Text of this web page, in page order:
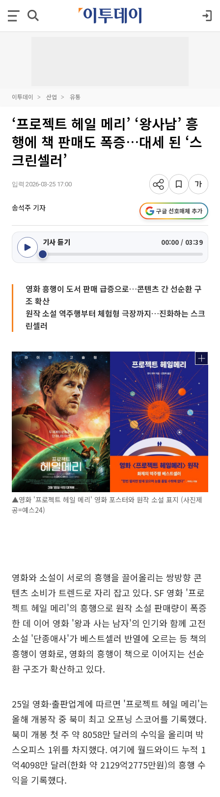
이투데이 산업 유통
‘프로젝트 헤일 메리’ ‘왕사남’ 흥
행에 책 판매도 폭증…대세 된 ‘스
크린셀러’
입력 2026-03-25 17:00
송석주 기자 구글 선호매체 추가
기사 듣기 00:00 / 03:39
영화 흥행이 도서 판매 급증으로…콘텐츠 간 선순환 구
조 확산
원작 소설 역주행부터 체험형 극장까지…진화하는 스크
린셀러
▲영화 '프로젝트 헤일 메리' 영화 포스터와 원작 소설 표지 (사진제
공=예스24)
영화와 소설이 서로의 흥행을 끌어올리는 쌍방향 콘
텐츠 소비가 트렌드로 자리 잡고 있다. SF 영화 '프로
젝트 헤일 메리'의 흥행으로 원작 소설 판매량이 폭증
한 데 이어 영화 '왕과 사는 남자'의 인기와 함께 고전
소설 '단종애사'가 베스트셀러 반열에 오르는 등 책의
흥행이 영화로, 영화의 흥행이 책으로 이어지는 선순
환 구조가 확산하고 있다.
25일 영화·출판업계에 따르면 '프로젝트 헤일 메리'는
올해 개봉작 중 북미 최고 오프닝 스코어를 기록했다.
북미 개봉 첫 주 약 8058만 달러의 수익을 올리며 박
스오피스 1위를 차지했다. 여기에 월드와이드 누적 1
억4098만 달러(한화 약 2129억2775만원)의 흥행 수
익을 기록했다.